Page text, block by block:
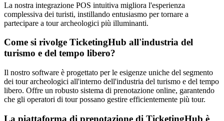
La nostra integrazione POS intuitiva migliora l'esperienza
complessiva dei turisti, instillando entusiasmo per tornare a
partecipare a tour archeologici più illuminanti.
Come si rivolge TicketingHub all'industria del
turismo e del tempo libero?
Il nostro software è progettato per le esigenze uniche del segmento
dei tour archeologici all'interno dell'industria del turismo e del tempo
libero. Offre un robusto sistema di prenotazione online, garantendo
che gli operatori di tour possano gestire efficientemente più tour.
La piattaforma di prenotazione di TicketingHub è